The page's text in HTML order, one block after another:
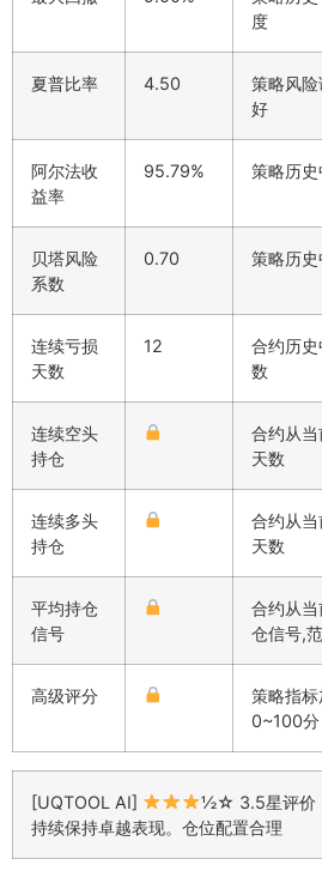
度
夏普比率 4.50
策略风
好
阿尔法收
益率
95.79% 策略历
贝塔风险
系数
0.70 策略历
连续亏损
天数
12
合约历
数
连续空头
持仓
合约从
天数
连续多头
持仓
合约从
天数
平均持仓
信号
合约从
仓信号,
高级评分
策略指
0~100分
[UQTOOL AI]
½☆ 3.5星评价
持续保持卓越表现。仓位配置合理